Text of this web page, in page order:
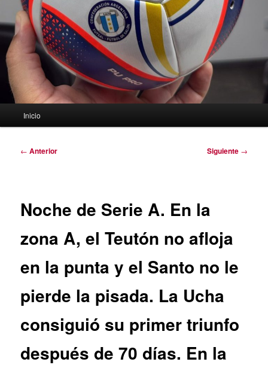
Inicio
Navegación
← Anterior Siguiente →
Noche de Serie A. En la
zona A, el Teutón no afloja
en la punta y el Santo no le
pierde la pisada. La Ucha
consiguió su primer triunfo
después de 70 días. En la